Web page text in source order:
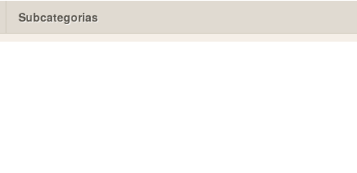
Subcategorias